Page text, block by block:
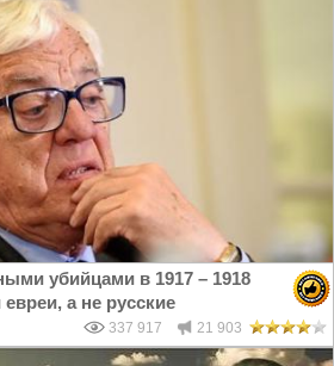
убийцами в 1917 – 1918
а не русские
337 917 21 903